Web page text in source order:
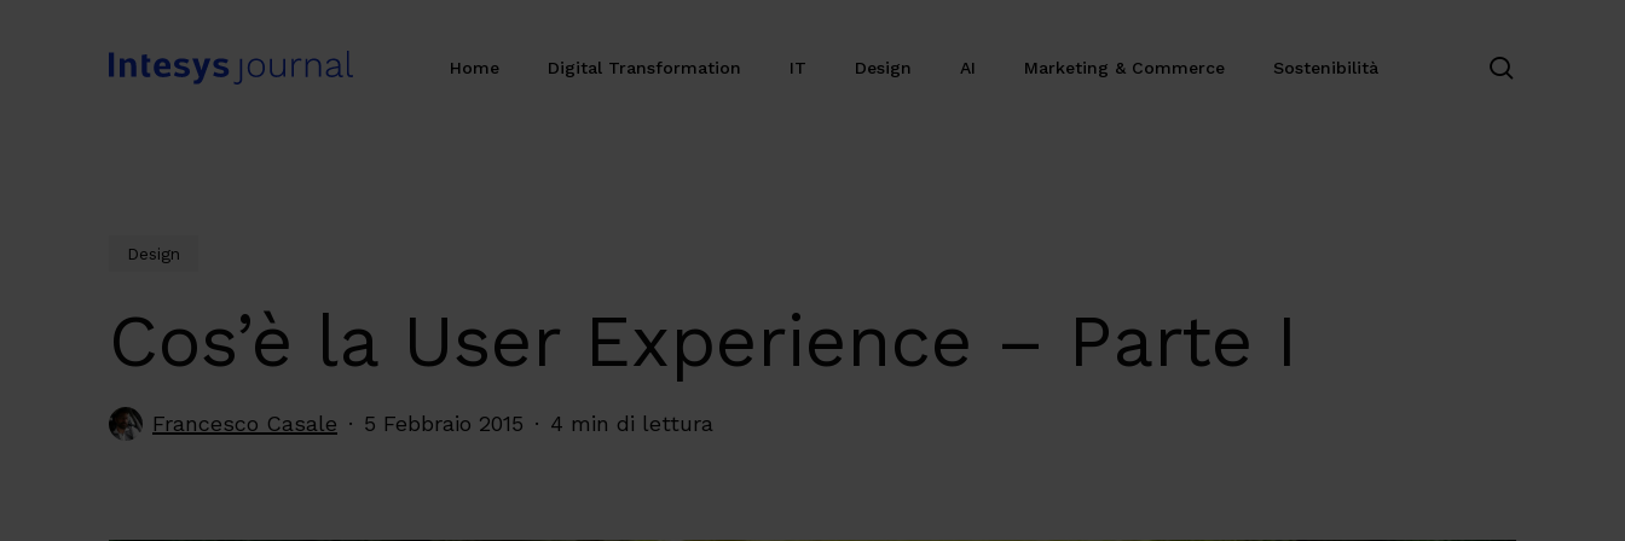
Home Digital Transformation IT Design AI Marketing & Commerce Sostenibilità
Design
Cos’è la User Experience – Parte I
Francesco Casale 5 Febbraio 2015 4 min di lettura